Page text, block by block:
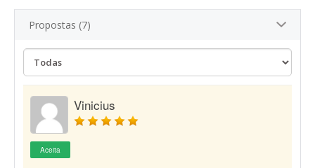
Propostas (7)
Vinicius
Aceita